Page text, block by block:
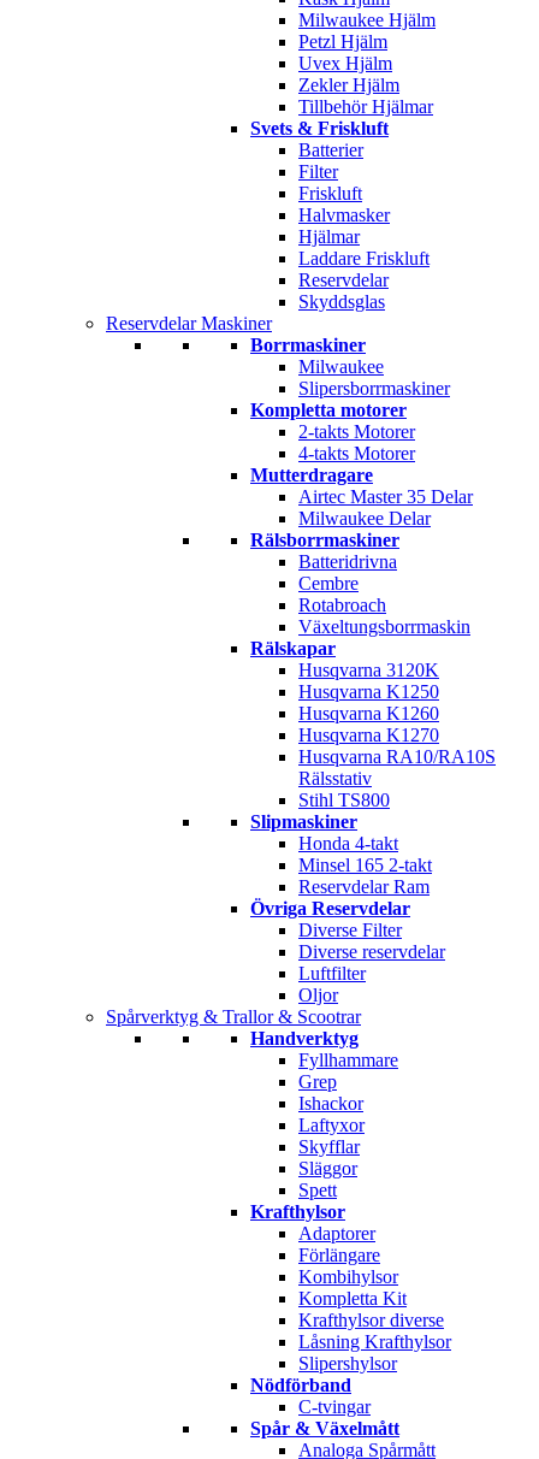
Milwaukee Hjälm
Petzl Hjälm
Uvex Hjälm
Zekler Hjälm
Tillbehör Hjälmar
Svets & Friskluft
Batterier
Filter
Friskluft
Halvmasker
Hjälmar
Laddare Friskluft
Reservdelar
Skyddsglas
Reservdelar Maskiner
Borrmaskiner
Milwaukee
Slipersborrmaskiner
Kompletta motorer
2-takts Motorer
4-takts Motorer
Mutterdragare
Airtec Master 35 Delar
Milwaukee Delar
Rälsborrmaskiner
Batteridrivna
Cembre
Rotabroach
Växeltungsborrmaskin
Rälskapar
Husqvarna 3120K
Husqvarna K1250
Husqvarna K1260
Husqvarna K1270
Husqvarna RA10/RA10S
Rälsstativ
Stihl TS800
Slipmaskiner
Honda 4-takt
Minsel 165 2-takt
Reservdelar Ram
Övriga Reservdelar
Diverse Filter
Diverse reservdelar
Luftfilter
Oljor
Spårverktyg & Trallor & Scootrar
Handverktyg
Fyllhammare
Grep
Ishackor
Laftyxor
Skyfflar
Släggor
Spett
Krafthylsor
Adaptorer
Förlängare
Kombihylsor
Kompletta Kit
Krafthylsor diverse
Låsning Krafthylsor
Slipershylsor
Nödförband
C-tvingar
Spår & Växelmått
Analoga Spårmått